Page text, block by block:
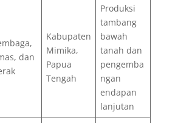
dan
Kabupaten
Mimika,
Papua
Tengah
Produksi
tambang
bawah
tanah dan
pengemba
ngan
endapan
lanjutan